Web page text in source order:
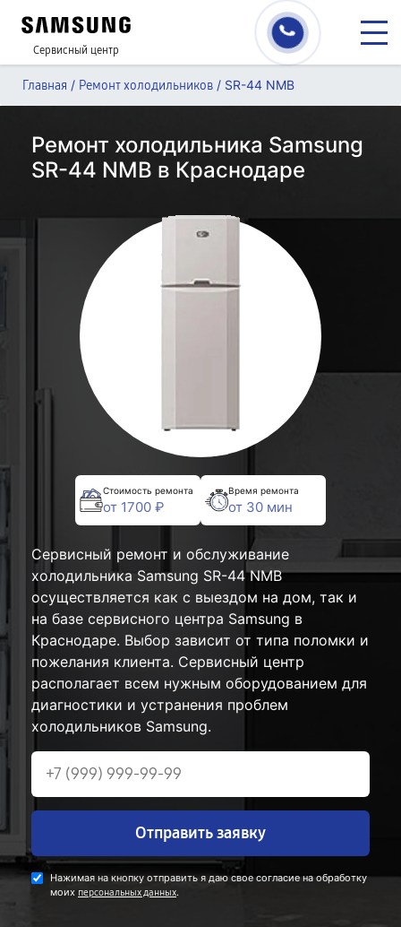
Сервисный центр
Главная / Ремонт холодильников / SR-44 NMB
Ремонт холодильника Samsung
SR-44 NMB в Краснодаре
Стоимость ремонта
от 1700 ₽
Время ремонта
от 30 мин
Сервисный ремонт и обслуживание
холодильника Samsung SR-44 NMB
осуществляется как с выездом на дом, так и
на базе сервисного центра Samsung в
Краснодаре. Выбор зависит от типа поломки и
пожелания клиента. Сервисный центр
располагает всем нужным оборудованием для
диагностики и устранения проблем
холодильников Samsung.
Отправить заявку
Нажимая на кнопку отправить я даю свое согласие на обработку
моих персональных данных.